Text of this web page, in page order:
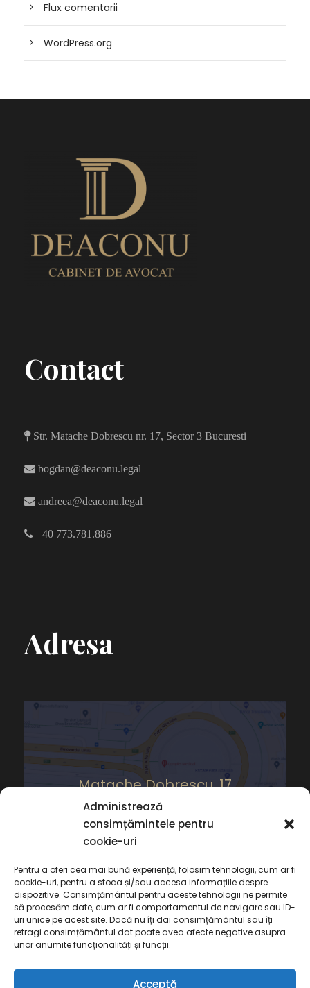
Administrează
consimțămintele pentru
cookie-uri
Pentru a oferi cea mai bună experiență, folosim tehnologii, cum ar fi
cookie-uri, pentru a stoca și/sau accesa informațiile despre
dispozitive. Consimțământul pentru aceste tehnologii ne permite
să procesăm date, cum ar fi comportamentul de navigare sau ID-
uri unice pe acest site. Dacă nu îți dai consimțământul sau îți
retragi consimțământul dat poate avea afecte negative asupra
unor anumite funcționalități și funcții.
Acceptă
Flux comentarii
WordPress.org
Contact
Str. Matache Dobrescu nr. 17, Sector 3 Bucuresti
bogdan@deaconu.legal
andreea@deaconu.legal
+40 773.781.886
Adresa
Matache Dobrescu, 17